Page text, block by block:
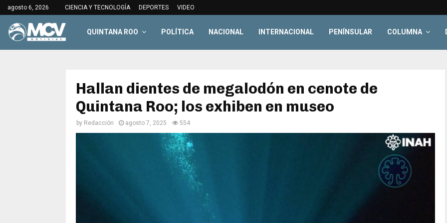
agosto 6, 2026 CIENCIA Y TECNOLOGÍA DEPORTES VIDEO
QUINTANA ROO POLÍTICA NACIONAL INTERNACIONAL PENÍNSULAR COLUMNA
Hallan dientes de megalodón en cenote de
Quintana Roo; los exhiben en museo
by Redacción agosto 7, 2025 554